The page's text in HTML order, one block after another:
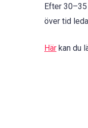
Efter
över tid
Här kan du